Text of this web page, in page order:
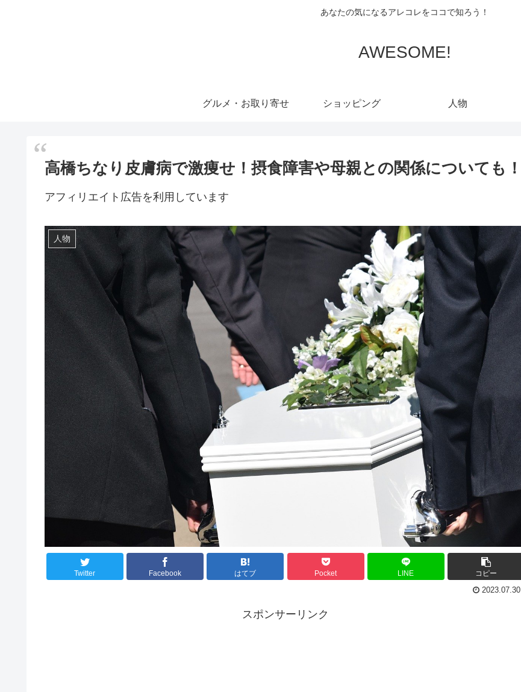
あなたの気になるアレコレをココで知ろう！
AWESOME!
グルメ・お取り寄せ ショッピング 人物
高橋ちなり皮膚病で激痩せ！摂食障害や母親との関係についても！
アフィリエイト広告を利用しています
人物
Twitter Facebook はてブ Pocket LINE コピー
2023.07.30
スポンサーリンク